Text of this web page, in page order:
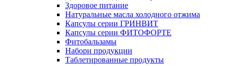
Здоровое питание
Натуральные масла холодного отжима
Капсулы серии ГРИНВИТ
Капсулы серии ФИТОФОРТЕ
Фитобальзамы
Набори продукции
Таблетированные продукты